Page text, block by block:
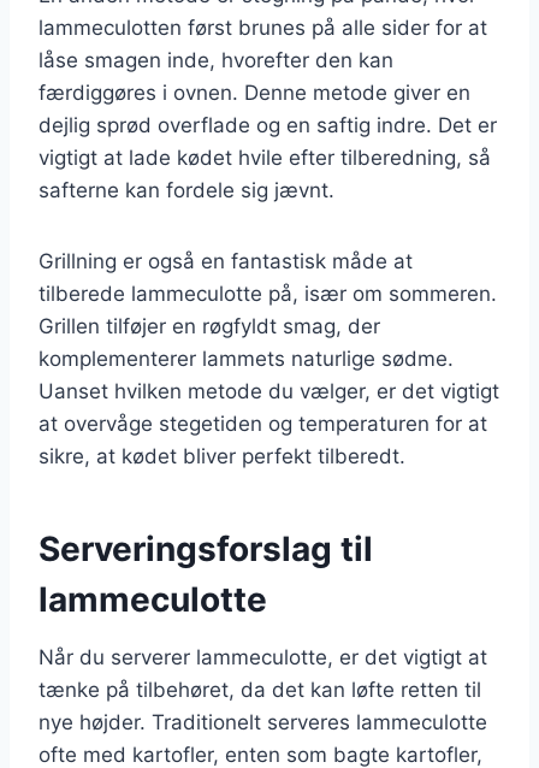
lammeculotten først brunes på alle sider for at
låse smagen inde, hvorefter den kan
færdiggøres i ovnen. Denne metode giver en
dejlig sprød overflade og en saftig indre. Det er
vigtigt at lade kødet hvile efter tilberedning, så
safterne kan fordele sig jævnt.
Grillning er også en fantastisk måde at
tilberede lammeculotte på, især om sommeren.
Grillen tilføjer en røgfyldt smag, der
komplementerer lammets naturlige sødme.
Uanset hvilken metode du vælger, er det vigtigt
at overvåge stegetiden og temperaturen for at
sikre, at kødet bliver perfekt tilberedt.
Serveringsforslag til
lammeculotte
Når du serverer lammeculotte, er det vigtigt at
tænke på tilbehøret, da det kan løfte retten til
nye højder. Traditionelt serveres lammeculotte
ofte med kartofler, enten som bagte kartofler,